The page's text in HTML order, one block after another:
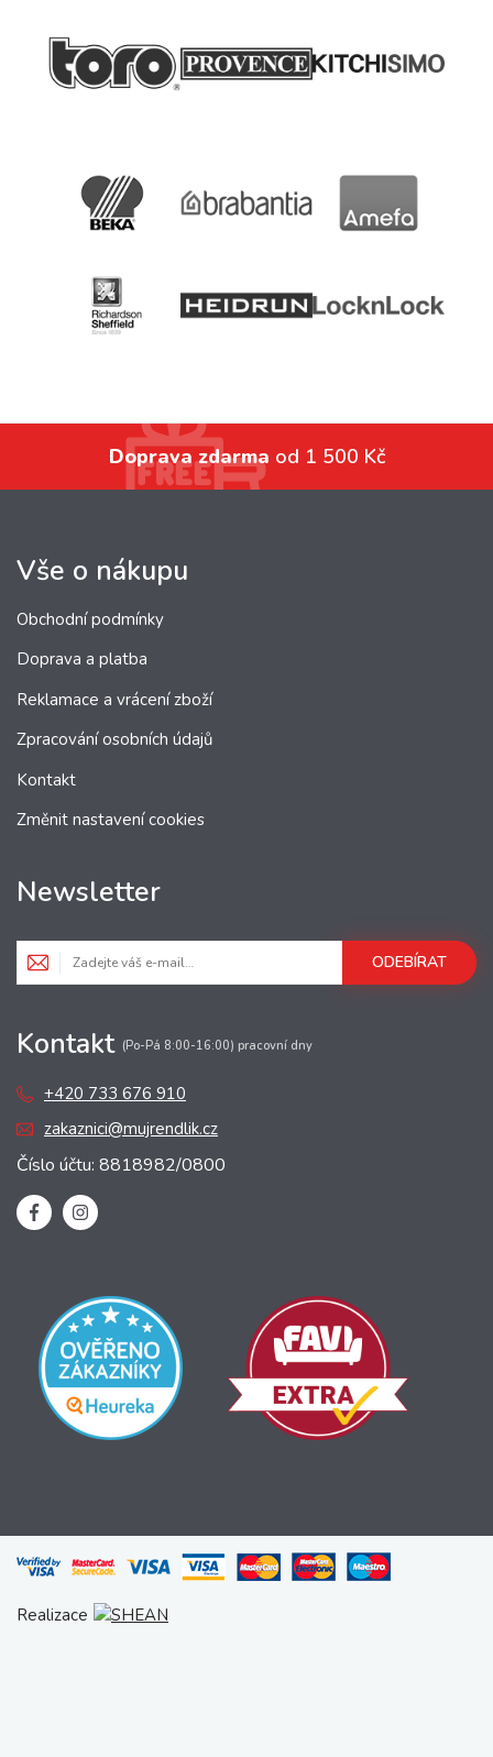
Doprava zdarma od 1 500 Kč
Vše o nákupu
Obchodní podmínky
Doprava a platba
Reklamace a vrácení zboží
Zpracování osobních údajů
Kontakt
Změnit nastavení cookies
Newsletter
ODEBÍRAT
Kontakt (Po-Pá 8:00-16:00) pracovní dny
+420 733 676 910
zakaznici@mujrendlik.cz
Číslo účtu: 8818982/0800
Realizace